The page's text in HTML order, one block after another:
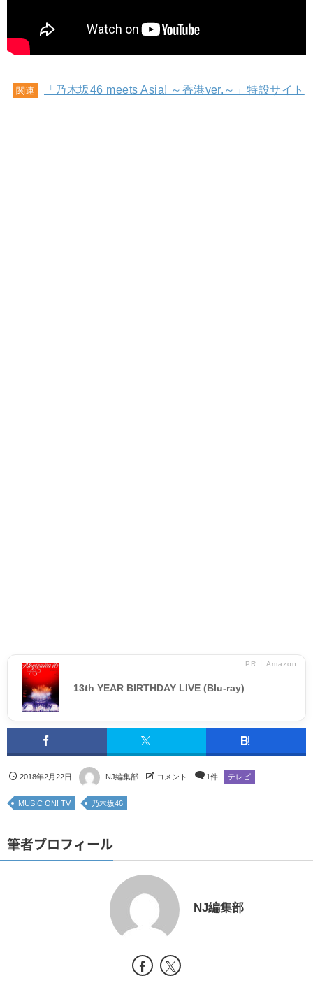
関連 「乃木坂46 meets Asia! ～香港ver.～」特設サイト
PR │ Amazon
13th YEAR BIRTHDAY LIVE (Blu-ray)
2018年2月22日 NJ編集部 コメント 1件 テレビ
MUSIC ON! TV 乃木坂46
筆者プロフィール
NJ編集部